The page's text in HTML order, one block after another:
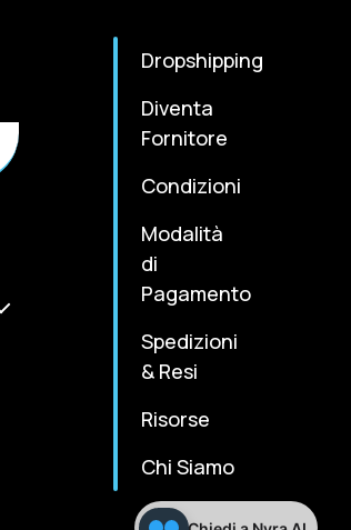
Dropshipping
Diventa
Fornitore
Condizioni
Modalità
di
Pagamento
Spedizioni
& Resi
Risorse
Chi Siamo